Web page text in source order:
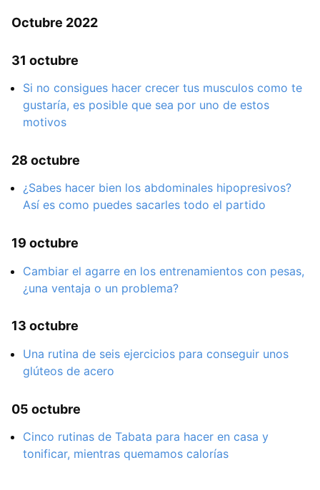
Octubre 2022
31 octubre
Si no consigues hacer crecer tus musculos como te
gustaría, es posible que sea por uno de estos
motivos
28 octubre
¿Sabes hacer bien los abdominales hipopresivos?
Así es como puedes sacarles todo el partido
19 octubre
Cambiar el agarre en los entrenamientos con pesas,
¿una ventaja o un problema?
13 octubre
Una rutina de seis ejercicios para conseguir unos
glúteos de acero
05 octubre
Cinco rutinas de Tabata para hacer en casa y
tonificar, mientras quemamos calorías